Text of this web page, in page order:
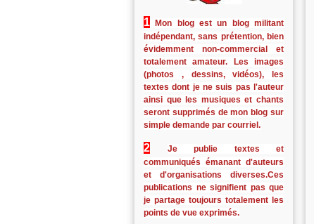
1
Mon blog est un blog militant
indépendant, sans prétention, bien
évidemment non-commercial et
totalement amateur. Les images
(photos , dessins, vidéos), les
textes dont je ne suis pas l'auteur
ainsi que les musiques et chants
seront supprimés de mon blog sur
simple demande par courriel.
2
Je publie textes et
communiqués émanant d'auteurs
et d'organisations diverses.Ces
publications ne signifient pas que
je partage toujours totalement les
points de vue exprimés.